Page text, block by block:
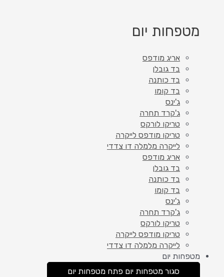
מטפחות יום
אריג מודפס
בד גובלן
בד כותנה
בד קומו
ג'ינס
ג'קרד תחרה
טריקו לורקס
טריקו מודפס לייקרה
לייקרה מלמלה דו צדדי
אריג מודפס
בד גובלן
בד כותנה
בד קומו
ג'ינס
ג'קרד תחרה
טריקו לורקס
טריקו מודפס לייקרה
לייקרה מלמלה דו צדדי
מטפחות יום
סגור מטפחות יום פתח מטפחות יום